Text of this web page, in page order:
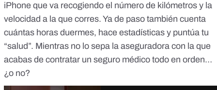
iPhone que va recogiendo el número de kilómetros y la
velocidad a la que corres. Ya de paso también cuenta
cuántas horas duermes, hace estadísticas y puntúa tu
“salud”. Mientras no lo sepa la aseguradora con la que
acabas de contratar un seguro médico todo en orden…
¿o no?